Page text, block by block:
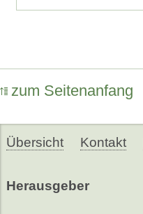
zum Seitenanfang
Übersicht Kontakt
Herausgeber